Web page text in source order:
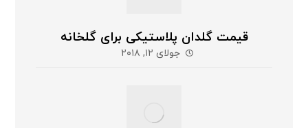
قیمت گلدان پلاستیکی برای گلخانه
جولای ۱۲, ۲۰۱۸